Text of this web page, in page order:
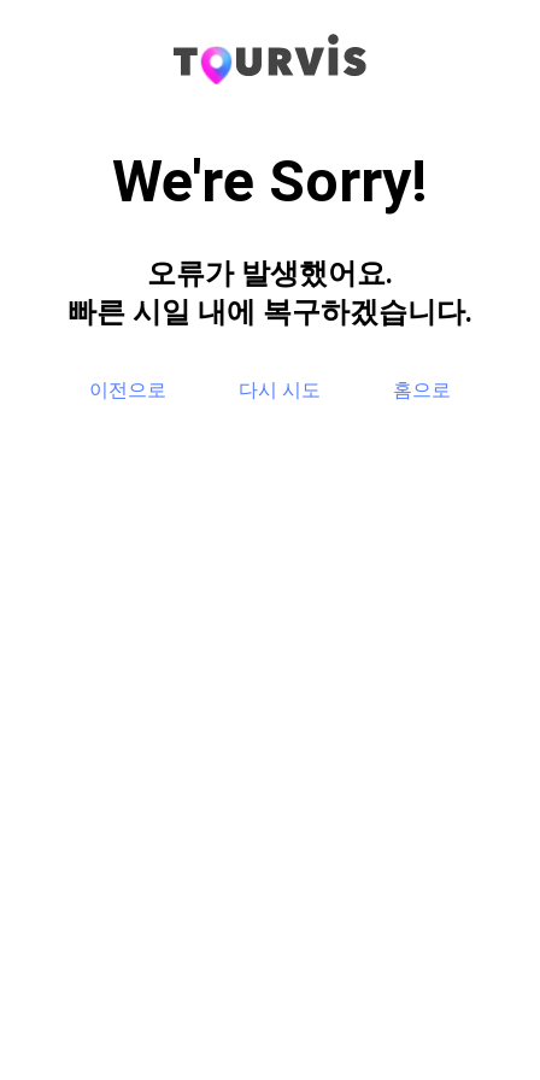
We're Sorry!
오류가 발생했어요.
빠른 시일 내에 복구하겠습니다.
이전으로 다시 시도 홈으로